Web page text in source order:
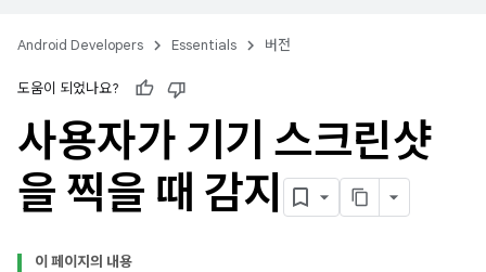
Android Developers Essentials 버전
도움이 되었나요?
사용자가 기기 스크린샷
을 찍을 때 감지
이 페이지의 내용